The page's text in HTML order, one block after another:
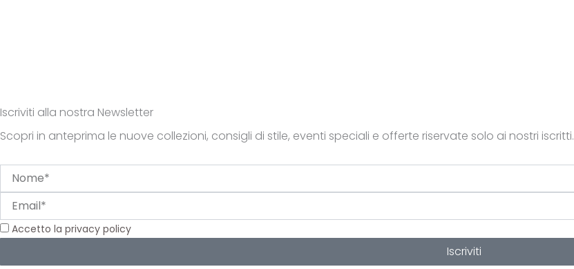
Iscriviti alla nostra Newsletter
Scopri in anteprima le nuove collezioni, consigli di stile, eventi speciali e offerte riservate solo ai nostri iscritti.
Privacy
Accetto la privacy policy
Iscriviti